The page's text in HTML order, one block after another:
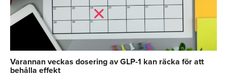
Varannan veckas dosering av GLP-1 kan räcka för att
behålla effekt